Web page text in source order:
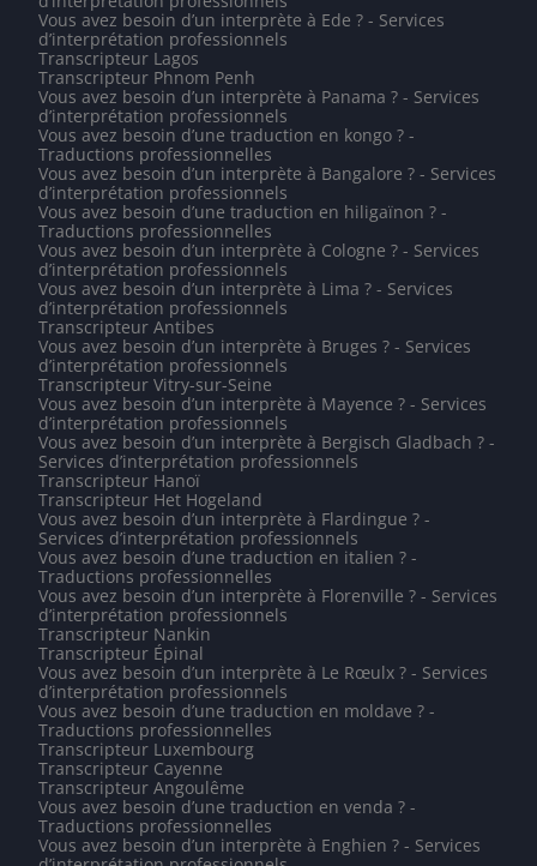
Vous avez besoin d’un interprète à Ede ? - Services
d’interprétation professionnels
Transcripteur Lagos
Transcripteur Phnom Penh
Vous avez besoin d’un interprète à Panama ? - Services
d’interprétation professionnels
Vous avez besoin d’une traduction en kongo ? -
Traductions professionnelles
Vous avez besoin d’un interprète à Bangalore ? - Services
d’interprétation professionnels
Vous avez besoin d’une traduction en hiligaïnon ? -
Traductions professionnelles
Vous avez besoin d’un interprète à Cologne ? - Services
d’interprétation professionnels
Vous avez besoin d’un interprète à Lima ? - Services
d’interprétation professionnels
Transcripteur Antibes
Vous avez besoin d’un interprète à Bruges ? - Services
d’interprétation professionnels
Transcripteur Vitry-sur-Seine
Vous avez besoin d’un interprète à Mayence ? - Services
d’interprétation professionnels
Vous avez besoin d’un interprète à Bergisch Gladbach ? -
Services d’interprétation professionnels
Transcripteur Hanoï
Transcripteur Het Hogeland
Vous avez besoin d’un interprète à Flardingue ? -
Services d’interprétation professionnels
Vous avez besoin d’une traduction en italien ? -
Traductions professionnelles
Vous avez besoin d’un interprète à Florenville ? - Services
d’interprétation professionnels
Transcripteur Nankin
Transcripteur Épinal
Vous avez besoin d’un interprète à Le Rœulx ? - Services
d’interprétation professionnels
Vous avez besoin d’une traduction en moldave ? -
Traductions professionnelles
Transcripteur Luxembourg
Transcripteur Cayenne
Transcripteur Angoulême
Vous avez besoin d’une traduction en venda ? -
Traductions professionnelles
Vous avez besoin d’un interprète à Enghien ? - Services